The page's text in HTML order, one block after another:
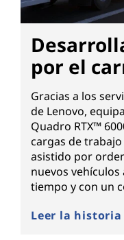
por el
Gracias a los
de Lenovo,
Quadro RTX™
cargas de
asistido por
nuevos
tiempo y con un
Leer la